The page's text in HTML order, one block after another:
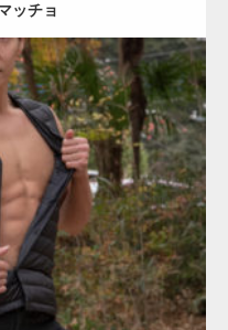
ッチョ
細マッチョ) 肩 腹筋